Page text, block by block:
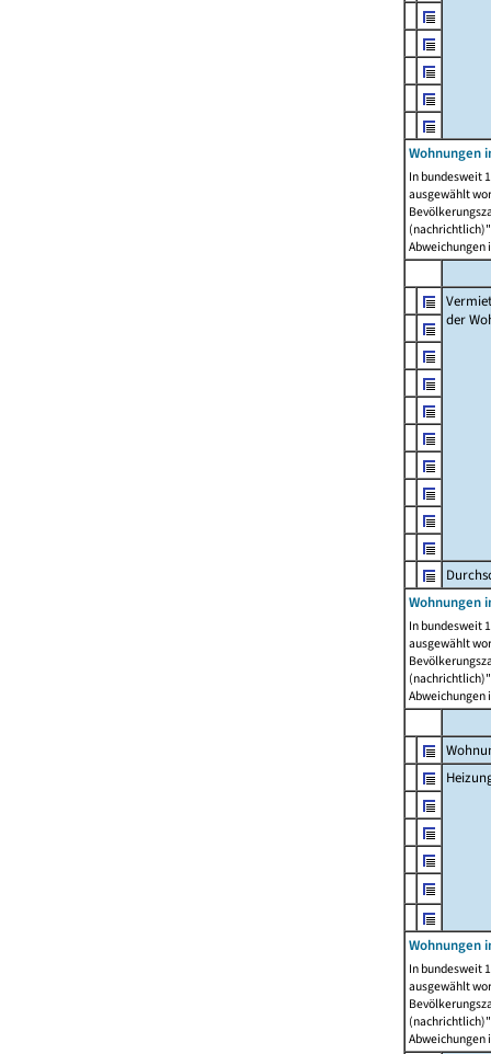
Wohnungen
In bundesweit
ausgewählt
Abweichungen
der
Wohnungen
In bundesweit
ausgewählt
Abweichungen
Wohnungen
In bundesweit
ausgewählt
Abweichungen